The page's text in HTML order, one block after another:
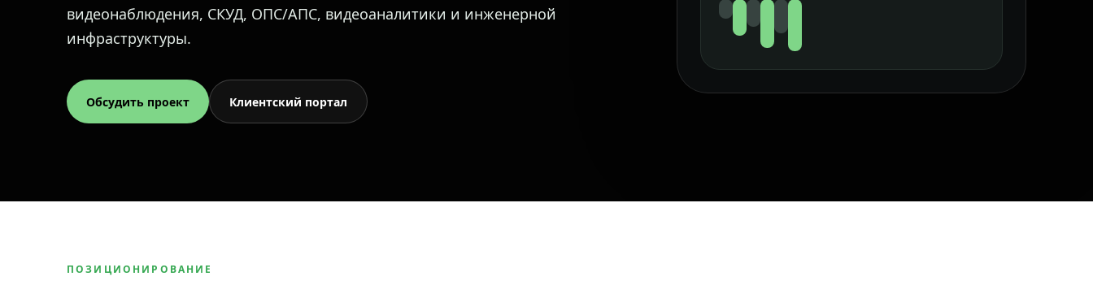
видеонаблюдения, СКУД, ОПС/АПС, видеоаналитики и инженерной
инфраструктуры.
Обсудить проект Клиентский портал
ПОЗИЦИОНИРОВАНИЕ